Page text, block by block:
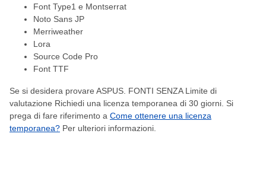
Font Type1 e Montserrat
Noto Sans JP
Merriweather
Lora
Source Code Pro
Font TTF
Se si desidera provare ASPUS. FONTI SENZA Limite di
valutazione Richiedi una licenza temporanea di 30 giorni. Si
prega di fare riferimento a Come ottenere una licenza
temporanea? Per ulteriori informazioni.